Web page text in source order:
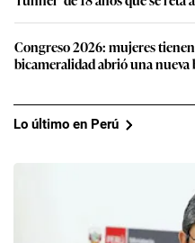
Congreso 2026: mujeres
bicameralidad abrió una nueva
Lo último en Perú